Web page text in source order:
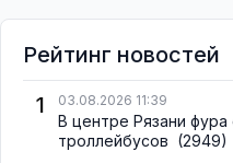
Рейтинг новостей
1
03.08.2026 11:39
В центре Рязани
троллейбусов (2949)